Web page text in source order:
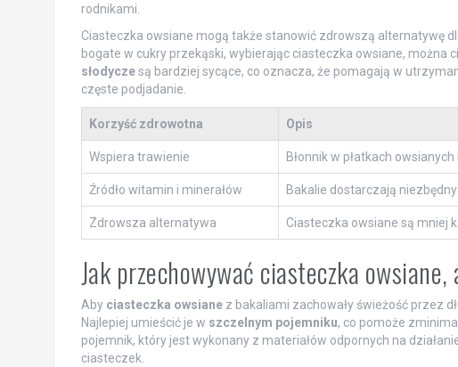
rodnikami.
Ciasteczka owsiane mogą także stanowić zdrowszą alternatywę
bogate w cukry przekąski, wybierając ciasteczka owsiane, można
słodyczesą bardziej sycące, co oznacza, że pomagają w
częste podjadanie.
Korzyść zdrowotna Opis
Wspiera trawienie Błonnik w płatkach
Źródło witamin i minerałów Bakalie dostarczają
Zdrowsza alternatywa Ciasteczka owsiane są mniej
Jak przechowywać ciasteczka owsiane,
Aby ciasteczka owsianez bakaliami zachowały świeżość przez
Najlepiej umieścić je w szczelnym pojemniku, co pomoże
pojemnik, który jest wykonany z materiałów odpornych na
ciasteczek.